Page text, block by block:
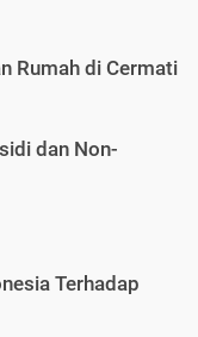
Rumah di Cermati
dan Non-
Terhadap